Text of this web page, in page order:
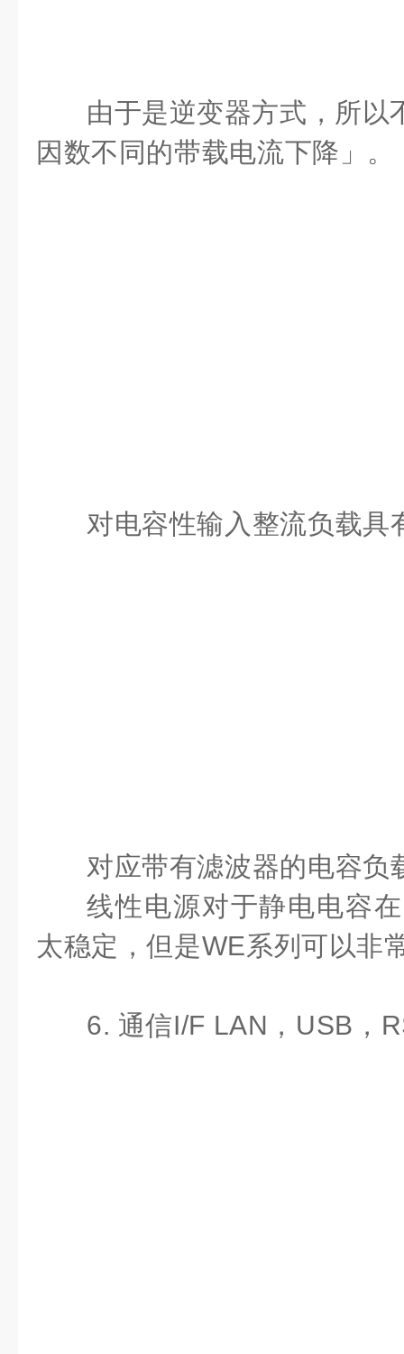
由于是逆变器方式，所以
因数不同的带载电流下降」。
对电容性输入整流负载具
对应带有滤波器的电容负
线性电源对于静电电容
太稳定，但是WE系列可以非
6. 通信I/F LAN，USB，